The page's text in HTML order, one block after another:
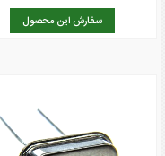
سفارش این محصول